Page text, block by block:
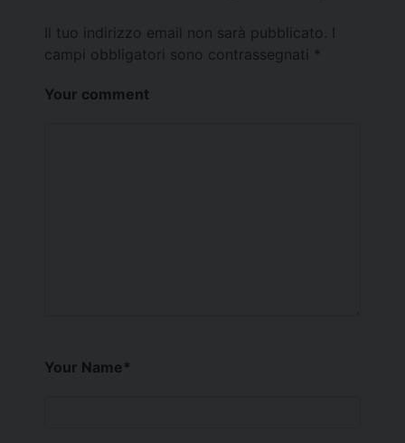
Il tuo indirizzo email non sarà pubblicato.
campi obbligatori sono contrassegnati *
Your comment
Your Name*